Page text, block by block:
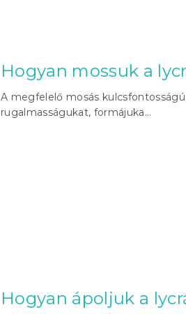
Hogyan mossuk a
A megfelelő mosás
rugalmasságukat, formájuka...
Hogyan ápoljuk a